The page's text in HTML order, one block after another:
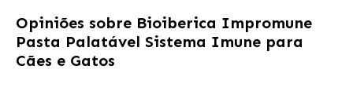
Opiniões sobre Bioiberica Impromune
Pasta Palatável Sistema Imune para
Cães e Gatos